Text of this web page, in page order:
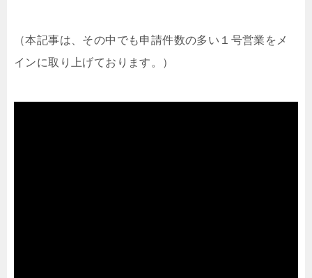
（本記事は、その中でも申請件数の多い１号営業をメ
インに取り上げております。）